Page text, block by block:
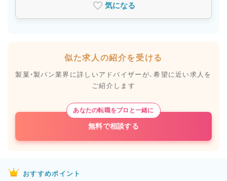
気になる
似た求人の紹介を受ける
製菓・製パン業界に詳しいアドバイザーが、希望に近い求人を
ご紹介します
あなたの転職をプロと一緒に
無料で相談する
おすすめポイント